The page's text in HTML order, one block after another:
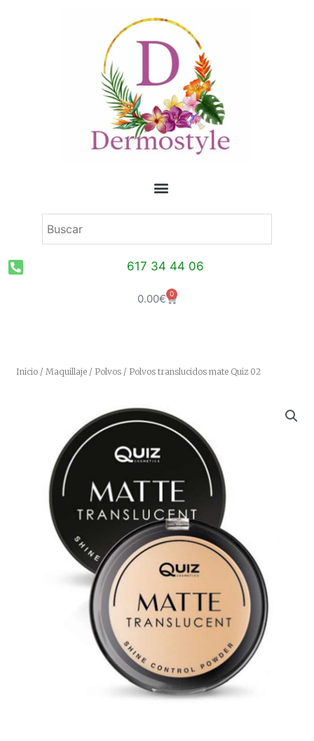
617 34 44 06
0.00€ 0 Carrito
Inicio / Maquillaje / Polvos / Polvos translucidos mate Quiz 02